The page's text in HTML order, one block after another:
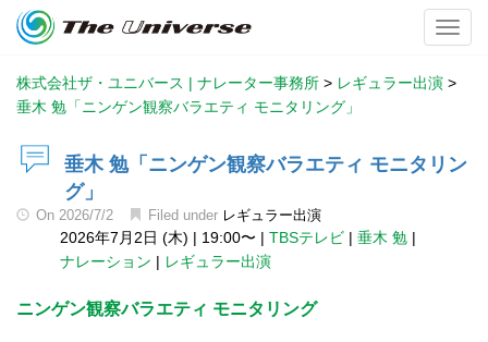
株式会社ザ・ユニバース | ナレーター事務所 > レギュラー出演 >
垂木 勉「ニンゲン観察バラエティ モニタリング」
垂木 勉「ニンゲン観察バラエティ モニタリン
グ」
On 2026/7/2 Filed under レギュラー出演
2026年7月2日 (木) | 19:00〜 | TBSテレビ | 垂木 勉 |
ナレーション | レギュラー出演
ニンゲン観察バラエティ モニタリング